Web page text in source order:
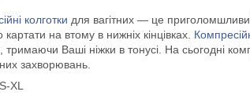
колготки для вагітних — це
картати на втому в нижніх кінцівках.
тримаючи Ваші ніжки в тонусі. На сьогодні
захворювань.
XL